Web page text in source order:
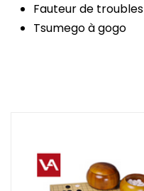
Fauteur de troubles
Tsumego à gogo